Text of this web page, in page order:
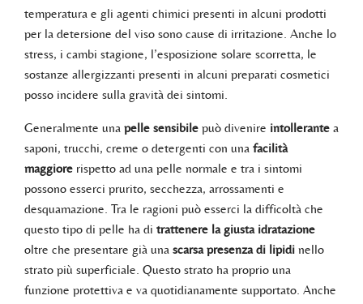
temperatura e gli agenti chimici presenti in alcuni prodotti
per la detersione del viso sono cause di irritazione. Anche lo
stress, i cambi stagione, l’esposizione solare scorretta, le
sostanze allergizzanti presenti in alcuni preparati cosmetici
posso incidere sulla gravità dei sintomi.
Generalmente una pelle sensibile può divenire intollerante a
saponi, trucchi, creme o detergenti con una facilità
maggiore rispetto ad una pelle normale e tra i sintomi
possono esserci prurito, secchezza, arrossamenti e
desquamazione. Tra le ragioni può esserci la difficoltà che
questo tipo di pelle ha di trattenere la giusta idratazione
oltre che presentare già una scarsa presenza di lipidi nello
strato più superficiale. Questo strato ha proprio una
funzione protettiva e va quotidianamente supportato. Anche